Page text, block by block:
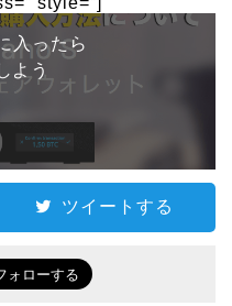
入ったら
よう
ツイートする